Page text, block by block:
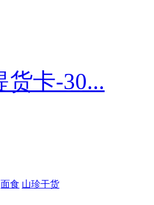
货卡-30...
面食 山珍干货